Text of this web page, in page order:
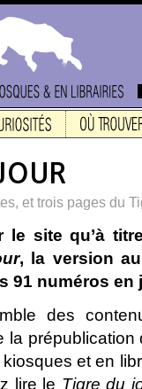
et trois pages du
site qu’à
, la version
91 numéros en
des
la
et en
lire le Tigre du